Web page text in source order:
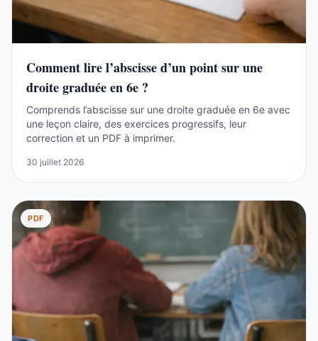
Comment lire l’abscisse d’un point sur une
droite graduée en 6e ?
Comprends l’abscisse sur une droite graduée en 6e avec
une leçon claire, des exercices progressifs, leur
correction et un PDF à imprimer.
30 juillet 2026
PDF